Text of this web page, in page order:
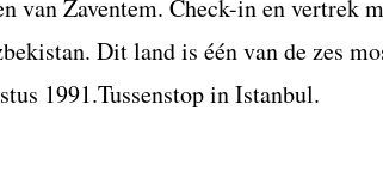
van Zaventem. Check-in en
Dit land is één van de zes
1991.Tussenstop in Istanbul.